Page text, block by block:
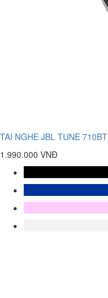
TAI NGHE JBL TUNE 710BT
1.990.000 VNĐ